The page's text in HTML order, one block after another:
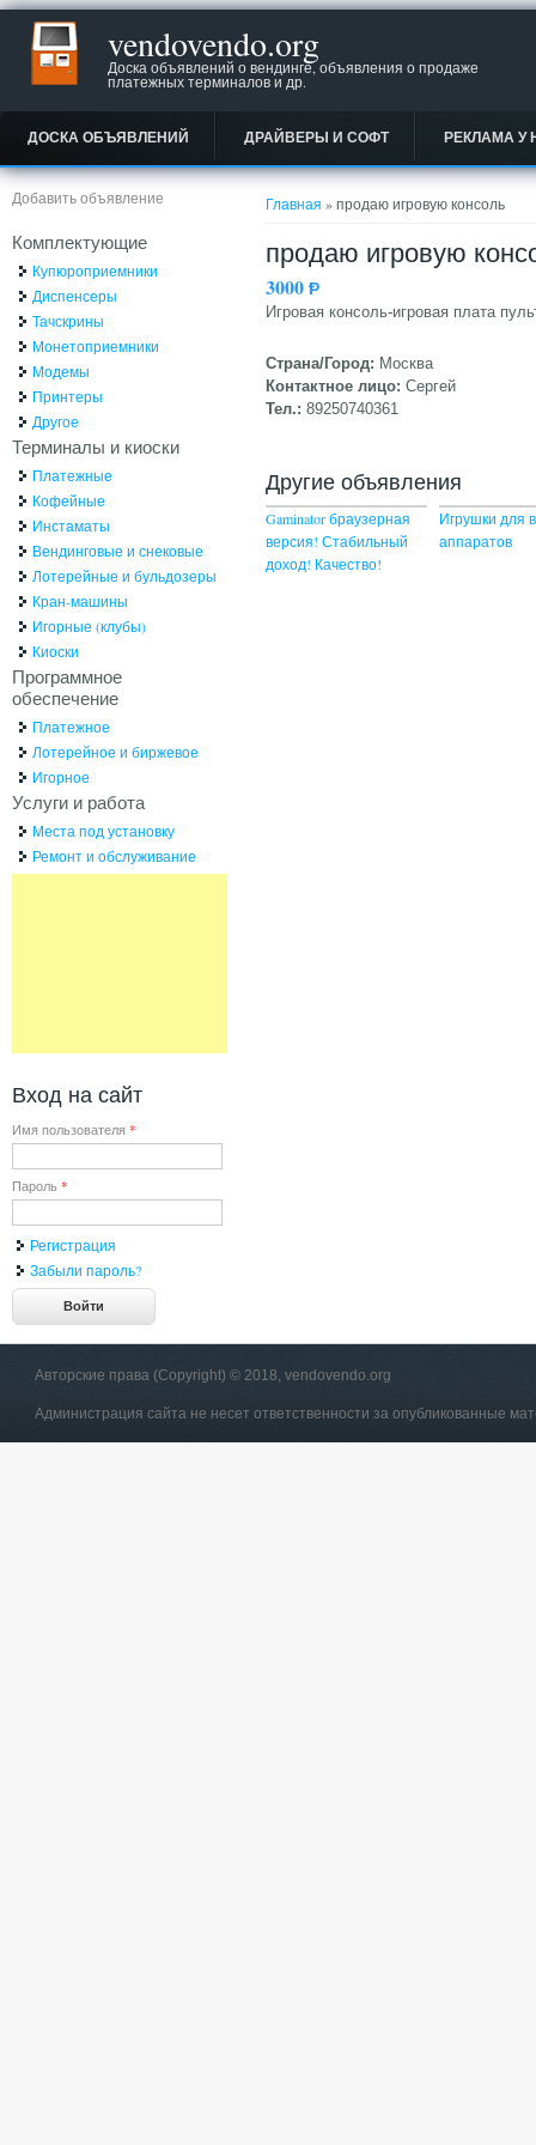
vendovendo.org
Доска объявлений о вендинге, объявления о продаже
платежных терминалов и др.
ДОСКА ОБЪЯВЛЕНИЙ ДРАЙВЕРЫ И СОФТ РЕКЛАМА У
Вы здесь
Главная » продаю игровую консоль
продаю игровую
3000Ᵽ
Игровая консоль-игровая плата
Страна/Город: Москва
Контактное лицо: Сергей
Тел.: 89250740361
Другие объявления
Gaminator браузерная
версия! Стабильный
доход! Качество!
Игрушки для
аппаратов
Добавить объявление
Комплектующие
Купюроприемники
Диспенсеры
Тачскрины
Монетоприемники
Модемы
Принтеры
Другое
Терминалы и киоски
Платежные
Кофейные
Инстаматы
Вендинговые и снековые
Лотерейные и бульдозеры
Кран-машины
Игорные (клубы)
Киоски
Программное
обеспечение
Платежное
Лотерейное и биржевое
Игорное
Услуги и работа
Места под установку
Ремонт и обслуживание
Вход на сайт
Имя пользователя *
Пароль *
Регистрация
Забыли пароль?
Авторские права (Copyright) © 2018, vendovendo.org
Администрация сайта не несет ответственности за опубликованные